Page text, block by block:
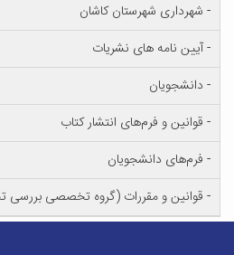
- شهرداری شهرستان کاشان
- آیین نامه های نشریات
- دانشجویان
- قوانین و فرم‌های انتشار کتاب
- فرم‌های دانشجویان
- قوانین و مقررات (گروه تخصصی بررسی